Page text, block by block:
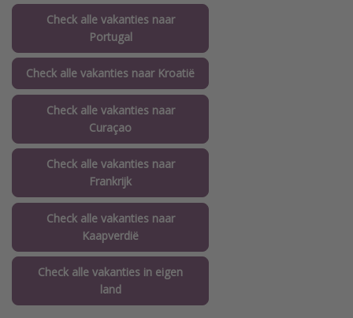
Check alle vakanties naar
Portugal
Check alle vakanties naar Kroatië
Check alle vakanties naar
Curaçao
Check alle vakanties naar
Frankrijk
Check alle vakanties naar
Kaapverdië
Check alle vakanties in eigen
land